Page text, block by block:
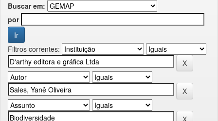
Buscar em:
por
Filtros correntes: